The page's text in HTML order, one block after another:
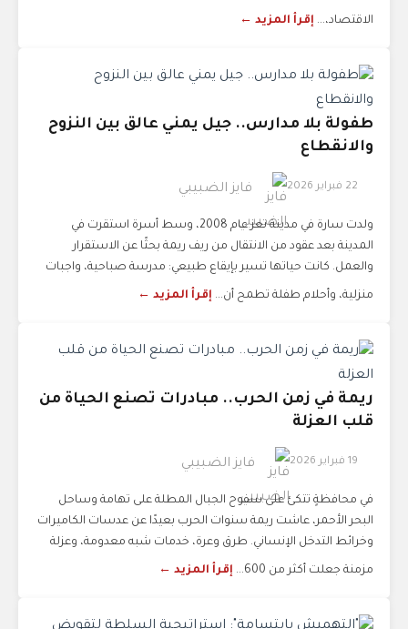
الاقتصاد،... إقرأ المزيد ←
طفولة بلا مدارس.. جيل يمني عالق بين النزوح
والانقطاع
22 فبراير 2026 فايز الضبيبي
ولدت سارة في مدينة تعز عام 2008، وسط أسرة استقرت في
المدينة بعد عقود من الانتقال من ريف ريمة بحثًا عن الاستقرار
والعمل. كانت حياتها تسير بإيقاع طبيعي: مدرسة صباحية، واجبات
منزلية، وأحلام طفلة تطمح أن... إقرأ المزيد ←
ريمة في زمن الحرب.. مبادرات تصنع الحياة من
قلب العزلة
19 فبراير 2026 فايز الضبيبي
في محافظةٍ تتكئ على سفوح الجبال المطلة على تهامة وساحل
البحر الأحمر، عاشت ريمة سنوات الحرب بعيدًا عن عدسات الكاميرات
وخرائط التدخل الإنساني. طرق وعرة، خدمات شبه معدومة، وعزلة
مزمنة جعلت أكثر من 600... إقرأ المزيد ←